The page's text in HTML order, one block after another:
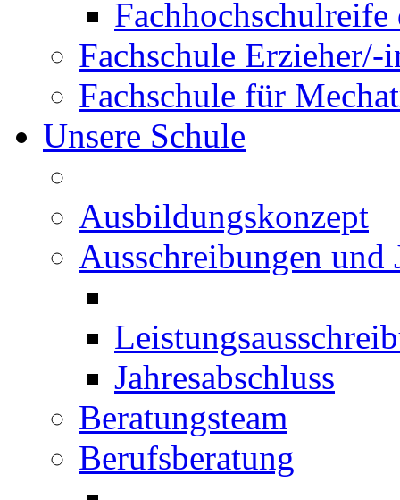
Fachschule Erzieher/-
Fachschule für
Unsere Schule
Ausbildungskonzept
Ausschreibungen und
Jahresabschluss
Beratungsteam
Berufsberatung